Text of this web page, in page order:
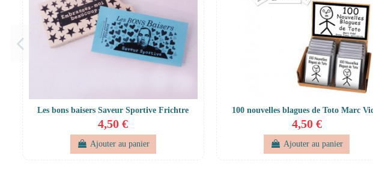
Les bons baisers Saveur Sportive Frichtre
4,50 €
Ajouter au panier
100 nouvelles blagues de Toto Marc
4,50 €
Ajouter au panier